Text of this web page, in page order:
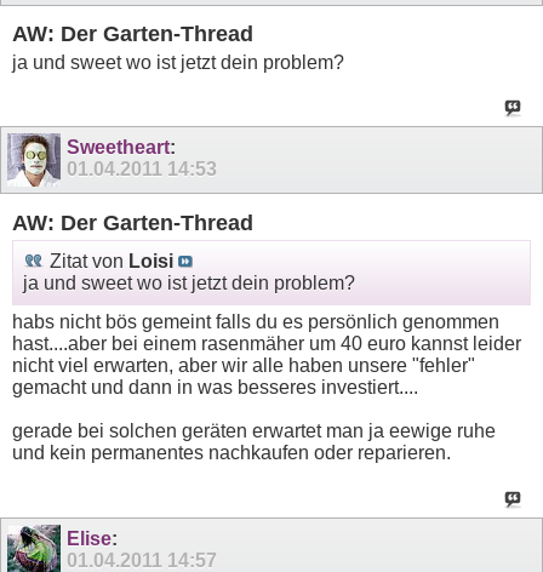
AW: Der Garten-Thread
ja und sweet wo ist jetzt dein problem?
Sweetheart:
01.04.2011 14:53
AW: Der Garten-Thread
Zitat von Loisi
ja und sweet wo ist jetzt dein problem?
habs nicht bös gemeint falls du es persönlich genommen
hast....aber bei einem rasenmäher um 40 euro kannst leider
nicht viel erwarten, aber wir alle haben unsere "fehler"
gemacht und dann in was besseres investiert....
gerade bei solchen geräten erwartet man ja eewige ruhe
und kein permanentes nachkaufen oder reparieren.
Elise:
01.04.2011 14:57